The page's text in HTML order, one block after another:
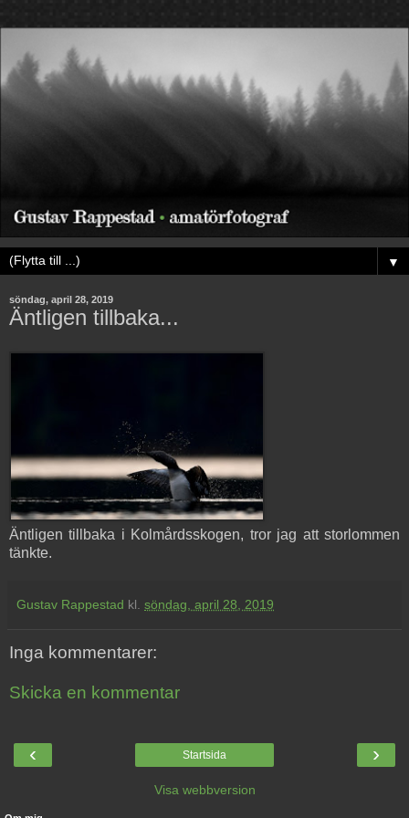
▼
söndag, april 28, 2019
Äntligen tillbaka...
Äntligen tillbaka i Kolmårdsskogen, tror jag att storlommen
tänkte.
Gustav Rappestad kl. söndag, april 28, 2019
Inga kommentarer:
Skicka en kommentar
‹ ›
Startsida
Visa webbversion